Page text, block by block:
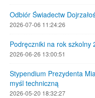
Odbiór Świadectw
2026-07-06 11:24:26
Podręczniki na rok szkolny
2026-06-26 13:00:51
Stypendium Prezydenta
myśl techniczną
2026-05-20 18:32:27